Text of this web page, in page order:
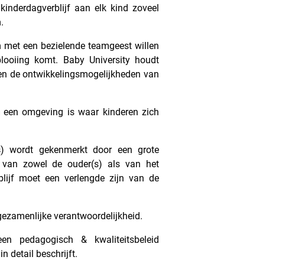
aan elk kind zoveel
een bezielende teamgeest willen
komt. Baby University houdt
de ontwikkelingsmogelijkheden van
omgeving is waar kinderen zich
wordt gekenmerkt door een grote
zowel de ouder(s) als van het
moet een verlengde zijn van de
verantwoordelijkheid.
pedagogisch & kwaliteitsbeleid
detail beschrijft.